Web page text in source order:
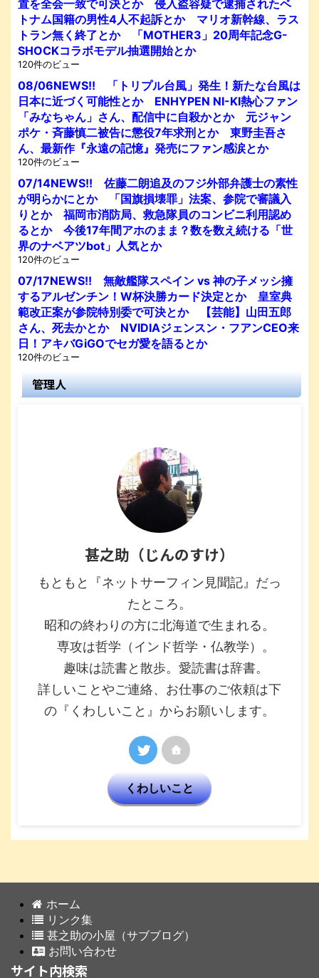
置を全会一致で可決とか 侵入盗容疑で逮捕されたベ
トナム国籍の男性4人不起訴とか マリオ新幹線、ラス
トラン無く終了とか 「MOTHER3」20周年記念G-
SHOCKコラボモデル抽選開始とか
120件のビュー
08/06NEWS!! 「トリプル台風」発生！新たな台風は
日本に近づく可能性とか ENHYPEN NI-KI熱心ファン
「みなちゃん」さん、配信中に自殺かとか 元ジャン
ポケ・斉藤慎二被告に懲役7年求刑とか 東野圭吾さ
ん、最新作『永遠の記憶』発売にファン感涙とか
120件のビュー
07/14NEWS!! 佐藤二朗追及のフジ外部弁護士の素性
が明らかにとか 「国旗損壊罪」法案、参院で審議入
りとか 福岡市消防局、救急隊員のコンビニ利用認め
るとか 今後17年間アホのまま？数を数え続ける「世
界のナベアツbot」人気とか
120件のビュー
07/17NEWS!! 無敵艦隊スペイン vs 神の子メッシ擁
するアルゼンチン！W杯決勝カード決定とか 皇室典
範改正案が参院特別委で可決とか 【芸能】山田五郎
さん、死去かとか NVIDIAジェンスン・フアンCEO来
日！アキバGiGOでセガ愛を語るとか
120件のビュー
管理人
甚之助（じんのすけ）
もともと『ネットサーフィン見聞記』だっ
たところ。
昭和の終わりの方に北海道で生まれる。
専攻は哲学（インド哲学・仏教学）。
趣味は読書と散歩。愛読書は辞書。
詳しいことやご連絡、お仕事のご依頼は下
の『くわしいこと』からお願いします。
くわしいこと
ホーム
リンク集
甚之助の小屋（サブブログ）
お問い合わせ
サイト内検索